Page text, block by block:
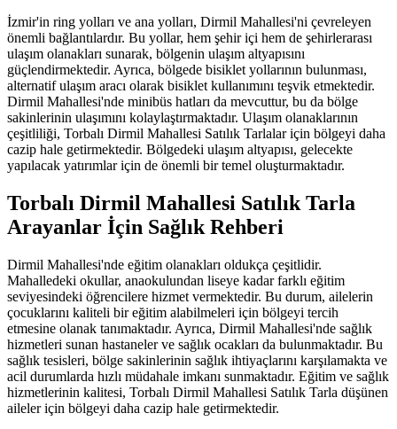
İzmir'in ring yolları ve ana yolları, Dirmil Mahallesi'ni çevreleyen
önemli bağlantılardır. Bu yollar, hem şehir içi hem de şehirlerarası
ulaşım olanakları sunarak, bölgenin ulaşım altyapısını
güçlendirmektedir. Ayrıca, bölgede bisiklet yollarının bulunması,
alternatif ulaşım aracı olarak bisiklet kullanımını teşvik etmektedir.
Dirmil Mahallesi'nde minibüs hatları da mevcuttur, bu da bölge
sakinlerinin ulaşımını kolaylaştırmaktadır. Ulaşım olanaklarının
çeşitliliği, Torbalı Dirmil Mahallesi Satılık Tarlalar için bölgeyi daha
cazip hale getirmektedir. Bölgedeki ulaşım altyapısı, gelecekte
yapılacak yatırımlar için de önemli bir temel oluşturmaktadır.
Torbalı Dirmil Mahallesi Satılık Tarla
Arayanlar İçin Sağlık Rehberi
Dirmil Mahallesi'nde eğitim olanakları oldukça çeşitlidir.
Mahalledeki okullar, anaokulundan liseye kadar farklı eğitim
seviyesindeki öğrencilere hizmet vermektedir. Bu durum, ailelerin
çocuklarını kaliteli bir eğitim alabilmeleri için bölgeyi tercih
etmesine olanak tanımaktadır. Ayrıca, Dirmil Mahallesi'nde sağlık
hizmetleri sunan hastaneler ve sağlık ocakları da bulunmaktadır. Bu
sağlık tesisleri, bölge sakinlerinin sağlık ihtiyaçlarını karşılamakta ve
acil durumlarda hızlı müdahale imkanı sunmaktadır. Eğitim ve sağlık
hizmetlerinin kalitesi, Torbalı Dirmil Mahallesi Satılık Tarla düşünen
aileler için bölgeyi daha cazip hale getirmektedir.